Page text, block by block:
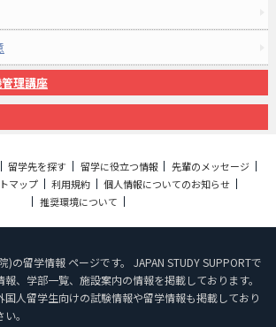
理講座
留学先を探す 留学に役立つ情報
先輩のメッセージ
マップ 利用規約
個人情報についてのお知らせ
推奨環境について
)の留学情報 ページです。 JAPAN STUDY SUPPORTで
、学部一覧、施設案内の情報を掲載しております。
国人留学生向けの試験情報や留学情報も掲載しており
。